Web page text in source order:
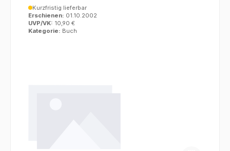
Kurzfristig lieferbar
Erschienen: 01.10.2002
UVP/VK: 10,90 €
Kategorie: Buch